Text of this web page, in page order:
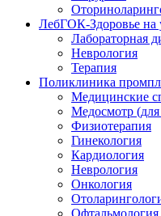
ЛебГОК-Здоровье на
Лабораторная
Неврология
Терапия
Поликлиника
Медицинские
Медосмотр
Физиотерапия
Гинекология
Кардиология
Неврология
Онкология
Офтальмология